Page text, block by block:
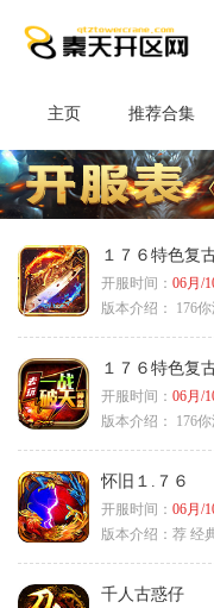
主页 推荐合集
１７６特色复
开服时间： 06月/
版本介绍：
176
１７６特色复
开服时间： 06月/
版本介绍：
176
怀旧１.７６
开服时间： 06月/
版本介绍： 荐 经
千人古惑仔